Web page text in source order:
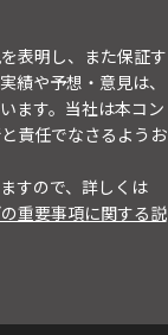
表明し、また保証す
や予想・意見は、
ます。当社は本コン
責任でなさるようお
すので、詳しくは
重要事項に関する説